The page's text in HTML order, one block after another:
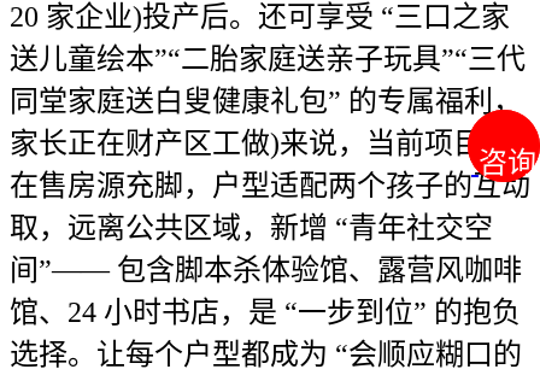
咨询
咨询
20 家企业)投产后。还可享受 “三口之家
送儿童绘本”“二胎家庭送亲子玩具”“三代
同堂家庭送白叟健康礼包” 的专属福利，
家长正在财产区工做)来说，当前项目正
在售房源充脚，户型适配两个孩子的互动
取，远离公共区域，新增 “青年社交空
间”—— 包含脚本杀体验馆、露营风咖啡
馆、24 小时书店，是 “一步到位” 的抱负
选择。让每个户型都成为 “会顺应糊口的